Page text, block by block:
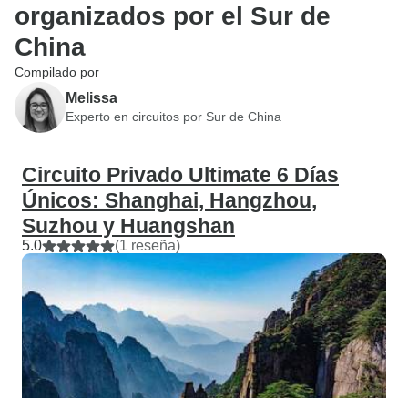
organizados por el Sur de
China
Compilado por
Melissa
Experto en circuitos por Sur de China
Circuito Privado Ultimate 6 Días
Únicos: Shanghai, Hangzhou,
Suzhou y Huangshan
5.0 (1 reseña)